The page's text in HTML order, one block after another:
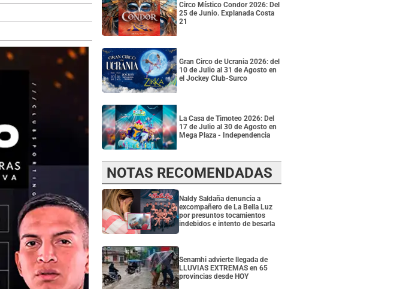
Circo Místico Condor 2026: Del
25 de Junio. Explanada Costa
21
Gran Circo de Ucrania 2026: del
10 de Julio al 31 de Agosto en
el Jockey Club-Surco
La Casa de Timoteo 2026: Del
17 de Julio al 30 de Agosto en
Mega Plaza - Independencia
NOTAS RECOMENDADAS
Naldy Saldaña denuncia a
excompañero de La Bella Luz
por presuntos tocamientos
indebidos e intento de besarla
Senamhi advierte llegada de
LLUVIAS EXTREMAS en 65
provincias desde HOY